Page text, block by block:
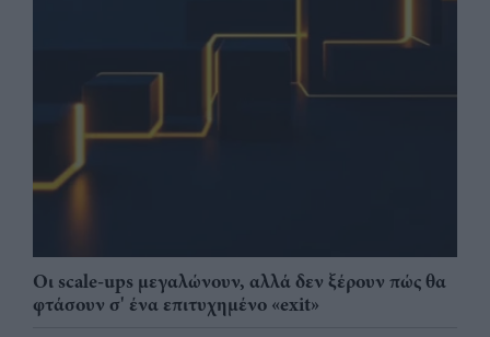
Οι scale-ups μεγαλώνουν, αλλά δεν ξέρουν πώς θα
φτάσουν σ' ένα επιτυχημένο «exit»